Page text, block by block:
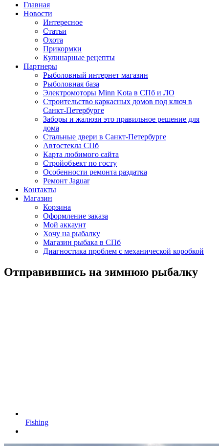
Главная
Новости
Интересное
Статьи
Охота
Прикормки
Кулинарные рецепты
Партнеры
Рыболовный интернет магазин
Рыболовная база
Электромоторы Minn Kota в СПб и ЛО
Строительство каркасных домов под ключ в
Санкт-Петербурге
Заборы и жалюзи это правильное решение для
дома
Стальные двери в Санкт-Петербурге
Автостекла СПб
Карта любимого сайта
Стройобъект по госту
Особенности ремонта раздатка
Ремонт Jaguar
Контакты
Магазин
Корзина
Оформление заказа
Мой аккаунт
Хочу на рыбалку
Магазин рыбака в СПб
Диагностика проблем с механической коробкой
Отправившись на зимнюю рыбалку
Fishing